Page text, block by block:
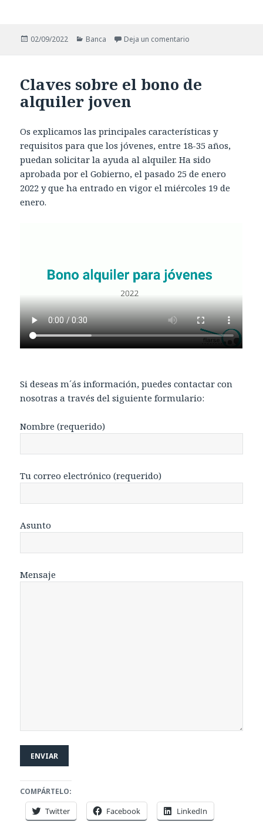
Publicado
02/09/2022 Categorías
Banca Deja un comentario
Claves sobre el bono de
alquiler joven
Os explicamos las principales características y
requisitos para que los jóvenes, entre 18-35 años,
puedan solicitar la ayuda al alquiler. Ha sido
aprobada por el Gobierno, el pasado 25 de enero
2022 y que ha entrado en vigor el miércoles 19 de
enero.
Si deseas m´ás información, puedes contactar con
nosotras a través del siguiente formulario:
Nombre (requerido)
Tu correo electrónico (requerido)
Asunto
Mensaje
COMPÁRTELO:
Twitter Facebook LinkedIn